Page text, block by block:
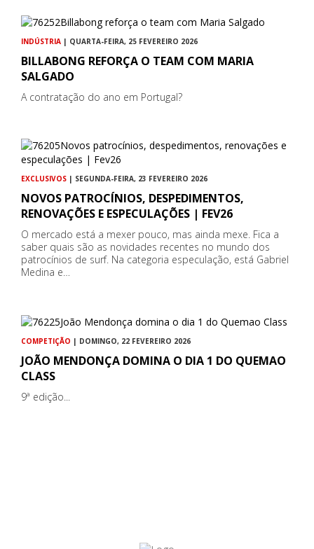
INDÚSTRIA | QUARTA-FEIRA, 25 FEVEREIRO 2026
BILLABONG REFORÇA O TEAM COM MARIA
SALGADO
A contratação do ano em Portugal?
EXCLUSIVOS | SEGUNDA-FEIRA, 23 FEVEREIRO 2026
NOVOS PATROCÍNIOS, DESPEDIMENTOS,
RENOVAÇÕES E ESPECULAÇÕES | FEV26
O mercado está a mexer pouco, mas ainda mexe. Fica a
saber quais são as novidades recentes no mundo dos
patrocínios de surf. Na categoria especulação, está Gabriel
Medina e…
COMPETIÇÃO | DOMINGO, 22 FEVEREIRO 2026
JOÃO MENDONÇA DOMINA O DIA 1 DO QUEMAO
CLASS
9ª edição...